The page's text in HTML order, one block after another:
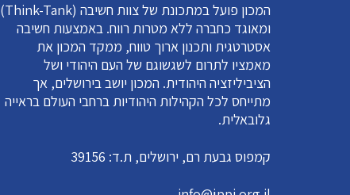
המכון פועל במתכונת של צוות חשיבה (Think-Tank)
ומאוגד כחברה ללא מטרות רווח. באמצעות חשיבה
אסטרטגית ותכנון ארוך טווח, ממקד המכון את
מאמציו לתרום לשגשוגם של העם היהודי ושל
הציביליזציה היהודית. המכון יושב בירושלים, אך
מתייחס לכל הקהילות היהודיות ברחבי העולם בראייה
גלובאלית.
קמפוס גבעת רם, ירושלים, ת.ד: 39156